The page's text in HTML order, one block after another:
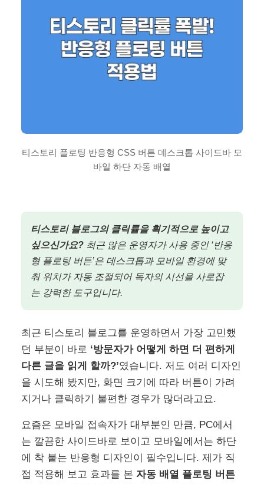
티스토리 플로팅 반응형 CSS 버튼 데스크톱 사이드바 모
바일 하단 자동 배열
티스토리 블로그의 클릭률을 획기적으로 높이고
싶으신가요? 최근 많은 운영자가 사용 중인 ‘반응
형 플로팅 버튼’은 데스크톱과 모바일 환경에 맞
춰 위치가 자동 조절되어 독자의 시선을 사로잡
는 강력한 도구입니다.
최근 티스토리 블로그를 운영하면서 가장 고민했
던 부분이 바로 ‘방문자가 어떻게 하면 더 편하게
다른 글을 읽게 할까?’였습니다. 저도 여러 디자인
을 시도해 봤지만, 화면 크기에 따라 버튼이 가려
지거나 클릭하기 불편한 경우가 많더라고요.
요즘은 모바일 접속자가 대부분인 만큼, PC에서
는 깔끔한 사이드바로 보이고 모바일에서는 하단
에 착 붙는 반응형 디자인이 필수입니다. 제가 직
접 적용해 보고 효과를 본 자동 배열 플로팅 버튼